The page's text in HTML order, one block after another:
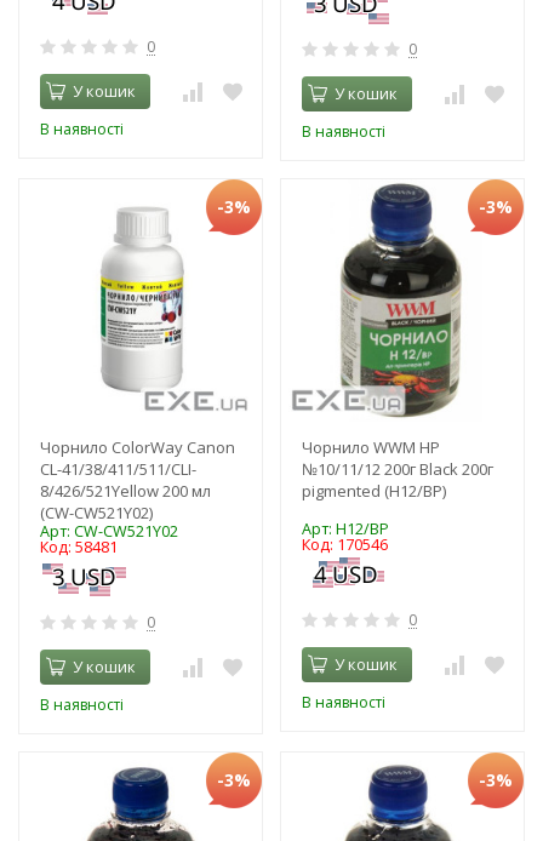
0
У кошик
В наявності
0
У кошик
В наявності
-3%
Чорнило ColorWay Canon
CL-41/38/411/511/CLI-
8/426/521Yellow 200 мл
(CW-CW521Y02)
Арт: CW-CW521Y02
Код: 58481
0
У кошик
В наявності
-3%
Чорнило WWM HP
№10/11/12 200г Black 200г
pigmented (H12/BP)
Арт: H12/BP
Код: 170546
0
У кошик
В наявності
-3% -3%